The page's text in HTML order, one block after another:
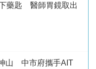
藥匙 醫師胃鏡取出
山 中市府攜手AIT